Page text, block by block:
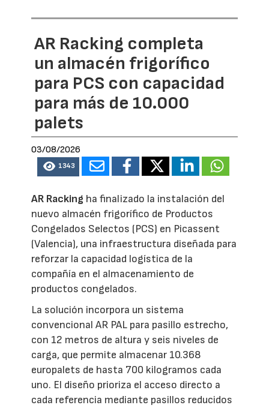
AR Racking completa
un almacén frigorífico
para PCS con capacidad
para más de 10.000
palets
03/08/2026
1343
AR Racking ha finalizado la instalación del
nuevo almacén frigorífico de Productos
Congelados Selectos (PCS) en Picassent
(Valencia), una infraestructura diseñada para
reforzar la capacidad logística de la
compañía en el almacenamiento de
productos congelados.
La solución incorpora un sistema
convencional AR PAL para pasillo estrecho,
con 12 metros de altura y seis niveles de
carga, que permite almacenar 10.368
europalets de hasta 700 kilogramos cada
uno. El diseño prioriza el acceso directo a
cada referencia mediante pasillos reducidos